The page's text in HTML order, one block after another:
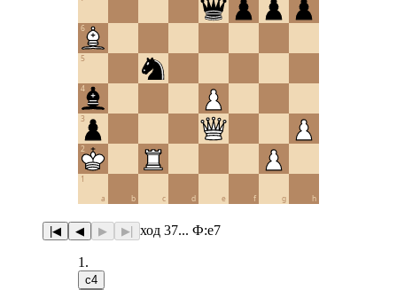
a b c d e f g h
1
2
3
4
5
6
|◀ ◀ ▶ ▶| ход 37... Ф:e7
1 .
c4